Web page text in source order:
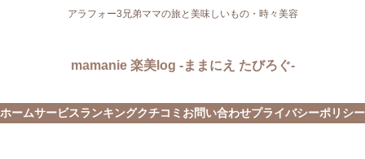
アラフォー3兄弟ママの旅と美味しいもの・時々美容
mamanie 楽美log -ままにえ たびろぐ-
ホームサービスランキングクチコミ お問い合わせプライバシーポリシー